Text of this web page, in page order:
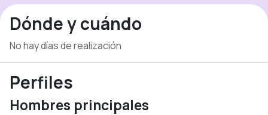
Dónde y cuándo
No hay días de realización
Perfiles
Hombres principales